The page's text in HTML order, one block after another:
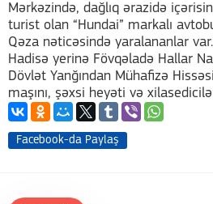
Mərkəzində, dağlıq ərazidə
turist olan “Hundai” markalı
Qəza nəticəsində yaralananlar var.
Hadisə yerinə Fövqəladə Hallar
Dövlət Yanğından Mühafizə
maşını, şəxsi heyəti və
Facebook-da Paylaş